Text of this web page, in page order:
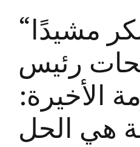
“خالد أبو بكر مشيدًا
رئيس
الأخيرة:
هي الحل